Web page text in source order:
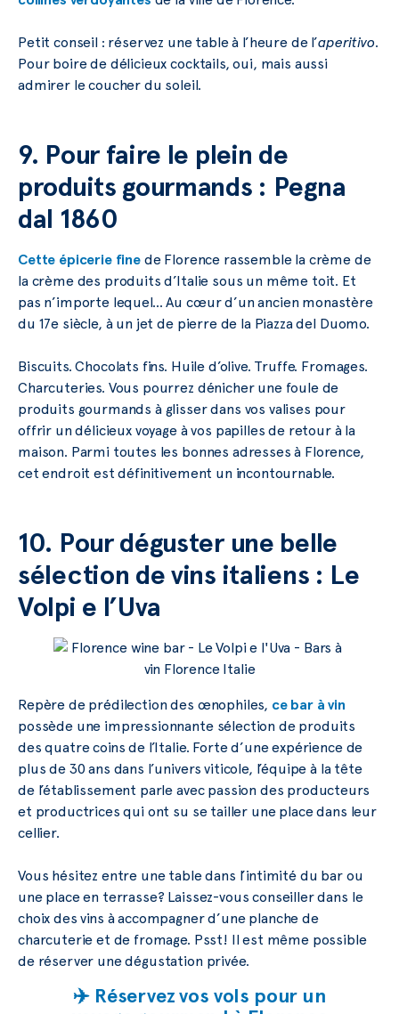
Petit conseil : réservez une table à l’heure de l’aperitivo.
Pour boire de délicieux cocktails, oui, mais aussi
admirer le coucher du soleil.
9. Pour faire le plein de
produits gourmands : Pegna
dal 1860
Cette épicerie finede Florence rassemble la crème de
la crème des produits d’Italie sous un même toit. Et
pas n’importe lequel… Au cœur d’un ancien monastère
du 17e siècle, à un jet de pierre de la Piazza del Duomo.
Biscuits. Chocolats fins. Huile d’olive. Truffe. Fromages.
Charcuteries. Vous pourrez dénicher une foule de
produits gourmands à glisser dans vos valises pour
offrir un délicieux voyage à vos papilles de retour à la
maison. Parmi toutes les bonnes adresses à Florence,
cet endroit est définitivement un incontournable.
10. Pour déguster une belle
sélection de vins italiens : Le
Volpi e l’Uva
Repère de prédilection des œnophiles, ce bar à vin
possède une impressionnante sélection de produits
des quatre coins de l’Italie. Forte d’une expérience de
plus de 30 ans dans l’univers viticole, l’équipe à la tête
de l’établissement parle avec passion des producteurs
et productrices qui ont su se tailler une place dans leur
cellier.
Vous hésitez entre une table dans l’intimité du bar ou
une place en terrasse? Laissez-vous conseiller dans le
choix des vins à accompagner d’une planche de
charcuterie et de fromage. Psst! Il est même possible
de réserver une dégustation privée.
✈️ Réservez vos vols pour un